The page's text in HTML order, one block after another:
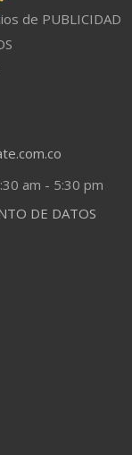
de PUBLICIDAD
am - 5:30 pm
DE DATOS